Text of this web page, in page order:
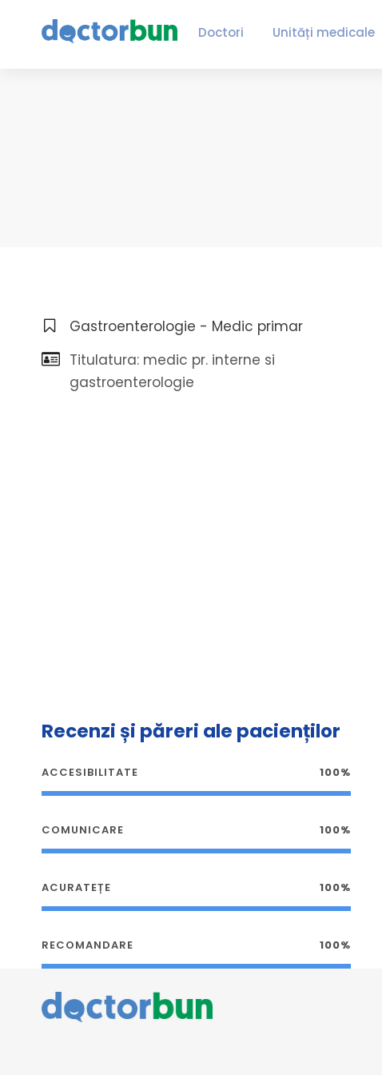
Doctori Unități medicale
Gastroenterologie - Medic primar
Titulatura: medic pr. interne si
gastroenterologie
Recenzi și păreri ale pacienților
ACCESIBILITATE 100%
COMUNICARE 100%
ACURATEȚE 100%
RECOMANDARE 100%